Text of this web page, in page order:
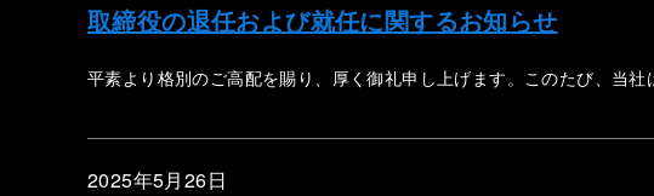
取締役の退任および就任に関するお知らせ
平素より格別のご高配を賜り、厚く御礼申し上げます。このたび、当
2025年5月26日